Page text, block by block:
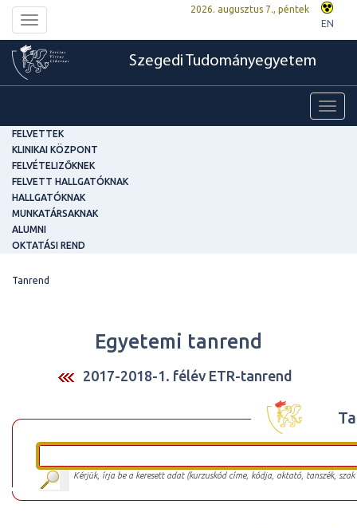
Toggle
navigation
2026. augusztus 7., péntek
EN
Szegedi Tudományegyetem
FELVETTEK
KLINIKAI KÖZPONT
FELVÉTELIZŐKNEK
FELVETT HALLGATÓKNAK
HALLGATÓKNAK
MUNKATÁRSAKNAK
ALUMNI
OKTATÁSI REND
Tanrend
Egyetemi tanrend
2017-2018-1. félév ETR-tanrend
Kérjük, írja be a keresett adat (kurzuskód címe, kódja, oktató, tanszék,